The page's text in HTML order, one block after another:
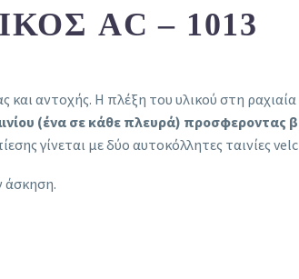
AC – 1013
αντοχής. H πλέξη του υλικού στη ραχιαία
(ένα σε κάθε πλευρά) προσφεροντας
γίνεται με δύο αυτοκόλλητες ταινίες
άσκηση.